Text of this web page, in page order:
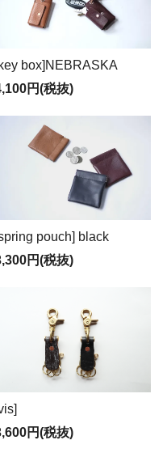
box]NEBRASKA
円(税抜)
pouch] black
円(税抜)
円(税抜)